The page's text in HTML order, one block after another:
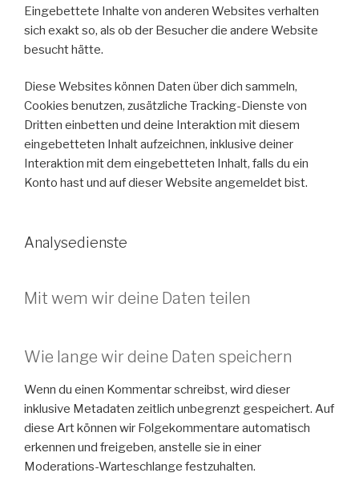
Eingebettete Inhalte von anderen Websites verhalten
sich exakt so, als ob der Besucher die andere Website
besucht hätte.
Diese Websites können Daten über dich sammeln,
Cookies benutzen, zusätzliche Tracking-Dienste von
Dritten einbetten und deine Interaktion mit diesem
eingebetteten Inhalt aufzeichnen, inklusive deiner
Interaktion mit dem eingebetteten Inhalt, falls du ein
Konto hast und auf dieser Website angemeldet bist.
Analysedienste
Mit wem wir deine Daten teilen
Wie lange wir deine Daten speichern
Wenn du einen Kommentar schreibst, wird dieser
inklusive Metadaten zeitlich unbegrenzt gespeichert. Auf
diese Art können wir Folgekommentare automatisch
erkennen und freigeben, anstelle sie in einer
Moderations-Warteschlange festzuhalten.